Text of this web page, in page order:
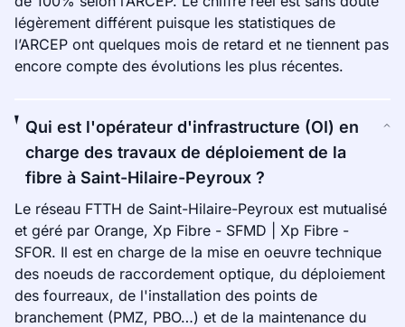
légèrement différent puisque les statistiques de
l’ARCEP ont quelques mois de retard et ne tiennent pas
encore compte des évolutions les plus récentes.
Qui est l'opérateur d'infrastructure (OI) en
charge des travaux de déploiement de la
fibre à Saint-Hilaire-Peyroux ?
Le réseau FTTH de Saint-Hilaire-Peyroux est mutualisé
et géré par Orange, Xp Fibre - SFMD | Xp Fibre -
SFOR. Il est en charge de la mise en oeuvre technique
des noeuds de raccordement optique, du déploiement
des fourreaux, de l'installation des points de
branchement (PMZ, PBO…) et de la maintenance du